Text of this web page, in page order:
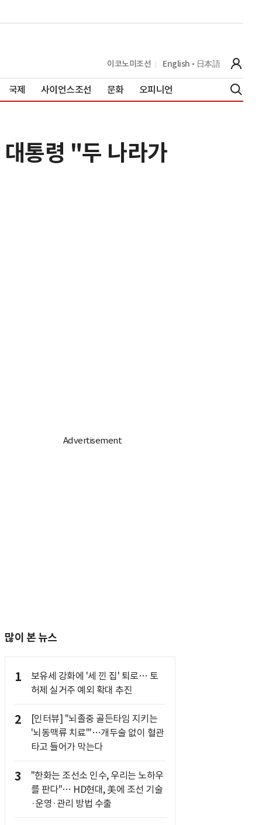
이코노미조선 English 日本語
국제 사이언스조선 문화 오피니언
통령 "두 나라가
많이 본 뉴스
1
보유세 강화에 '세 낀 집' 퇴로… 토
허제 실거주 예외 확대 추진
2
[인터뷰] "뇌졸중 골든타임 지키는
'뇌동맥류 치료'"…개두술 없이 혈관
타고 들어가 막는다
3
"한화는 조선소 인수, 우리는 노하우
를 판다"… HD현대, 美에 조선 기술
·운영·관리 방법 수출